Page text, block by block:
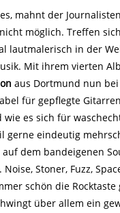
mahnt der
möglich. Treffen
lautmalerisch in der
Mit ihrem vierten
aus Dortmund nun
für gepflegte
wie es sich für
gerne eindeutig
dem bandeigenen
Stoner, Fuzz,
schön die Rocktaste
über allem ein